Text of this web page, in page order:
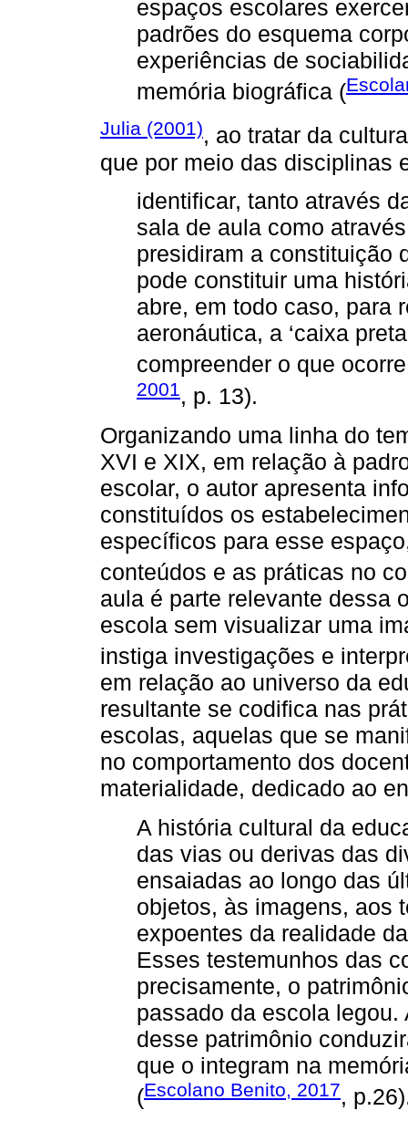
espaços escolares
padrões do esquema
experiências de
memória biográfica (
Julia (2001), ao tratar da
que por meio das disciplinas
identificar, tanto através
sala de aula como
presidiram a constituição
pode constituir uma
abre, em todo caso, para
aeronáutica, a ‘caixa
compreender o que
2001 , p. 13).
Organizando uma linha do
XVI e XIX, em relação à
escolar, o autor apresenta
constituídos os
específicos para esse
conteúdos e as práticas no
aula é parte relevante dessa
escola sem visualizar uma
instiga investigações e
em relação ao universo da
resultante se codifica nas
escolas, aquelas que se
no comportamento dos
materialidade, dedicado ao
A história cultural da
das vias ou derivas das
ensaiadas ao longo das
objetos, às imagens, aos
expoentes da realidade
Esses testemunhos das
precisamente, o
passado da escola
desse patrimônio
que o integram na
(Escolano Benito, 2017,